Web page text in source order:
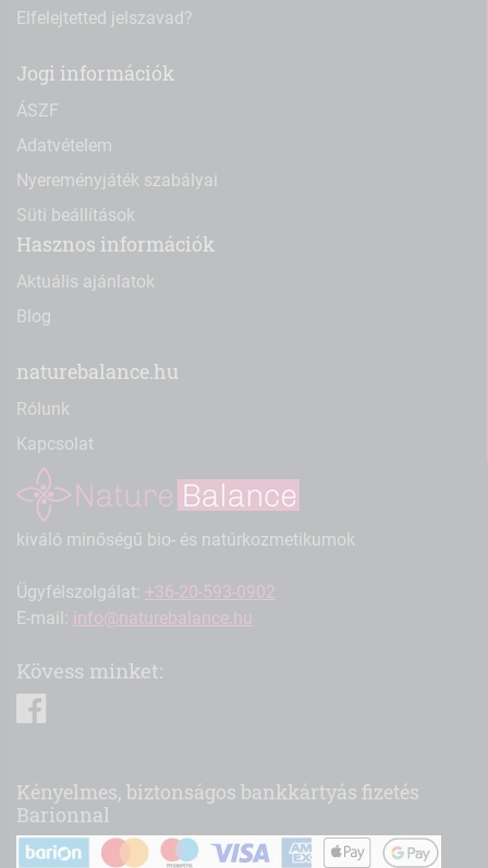
Elfelejtetted jelszavad?
Jogi információk
ÁSZF
Adatvételem
Nyereményjáték szabályai
Süti beállítások
Hasznos információk
Aktuális ajánlatok
Blog
naturebalance.hu
Rólunk
Kapcsolat
kiváló minőségű bio- és natúrkozmetikumok
Ügyfélszolgálat: +36-20-593-0902
E-mail: info@naturebalance.hu
Kövess minket:
Kényelmes, biztonságos bankkártyás fizetés
Barionnal